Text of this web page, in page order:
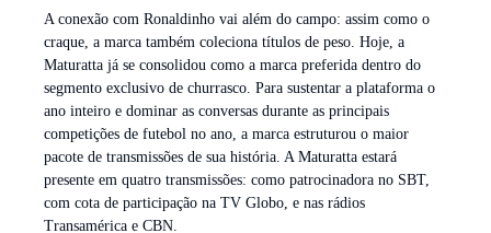
A conexão com Ronaldinho vai além do campo: assim como o
craque, a marca também coleciona títulos de peso. Hoje, a
Maturatta já se consolidou como a marca preferida dentro do
segmento exclusivo de churrasco. Para sustentar a plataforma o
ano inteiro e dominar as conversas durante as principais
competições de futebol no ano, a marca estruturou o maior
pacote de transmissões de sua história. A Maturatta estará
presente em quatro transmissões: como patrocinadora no SBT,
com cota de participação na TV Globo, e nas rádios
Transamérica e CBN.